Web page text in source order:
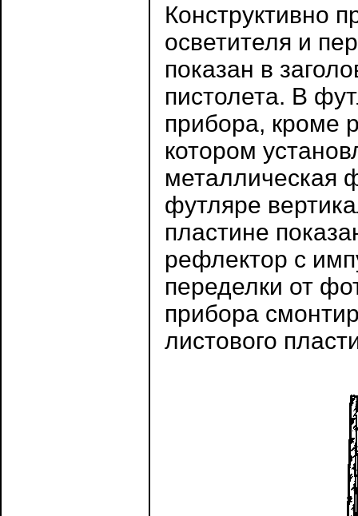
Конструктивно
осветителя и
показан в
пистолета. В
прибора, кроме
котором
металлическая
футляре
пластине
рефлектор с
переделки от
прибора
листового